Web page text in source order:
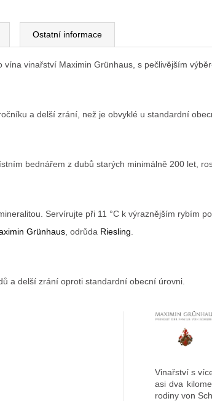
Ostatní informace
vinařství Maximin Grünhaus, s pečlivějším
a delší zrání, než je obvyklé u standardní
bednářem z dubů starých minimálně 200 let,
Servírujte při 11 °C k výraznějším rybím
Grünhaus , odrůda Riesling
a delší zrání oproti standardní obecní úrovni.
Vinařství s
asi dva
rodiny von